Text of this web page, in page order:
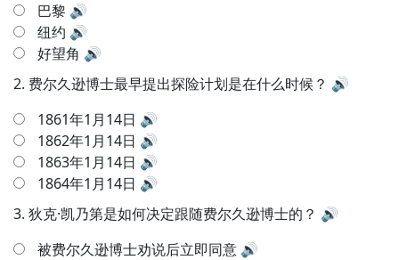
巴黎 🔊
纽约 🔊
好望角 🔊
2. 费尔久逊博士最早提出探险计划是在什么时候？ 🔊
1861年1月14日 🔊
1862年1月14日 🔊
1863年1月14日 🔊
1864年1月14日 🔊
3. 狄克·凯乃第是如何决定跟随费尔久逊博士的？ 🔊
被费尔久逊博士劝说后立即同意 🔊